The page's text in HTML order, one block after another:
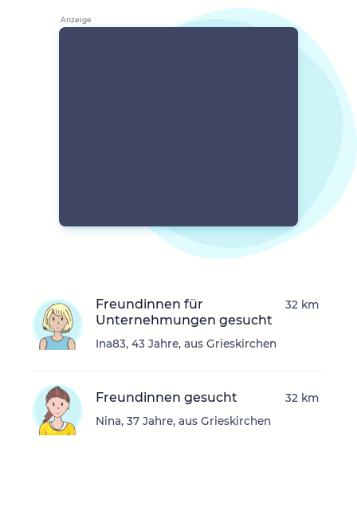
Freundinnen für
Unternehmungen gesucht
Ina83, 43 Jahre, aus Grieskirchen
32 km
Freundinnen gesucht
Nina, 37 Jahre, aus Grieskirchen
32 km